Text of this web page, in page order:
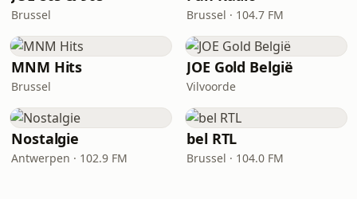
Brussel Brussel · 104.7 FM
MNM Hits
Brussel
JOE Gold België
Vilvoorde
Nostalgie
Antwerpen · 102.9 FM
bel RTL
Brussel · 104.0 FM